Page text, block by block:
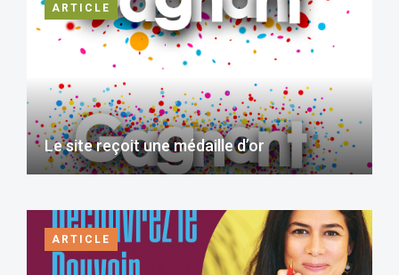
ARTICLE
Le site reçoit une médaille d’or
ARTICLE